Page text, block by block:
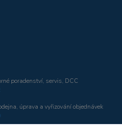
poradenství, servis, DCC
úprava a vyřizování objednávek